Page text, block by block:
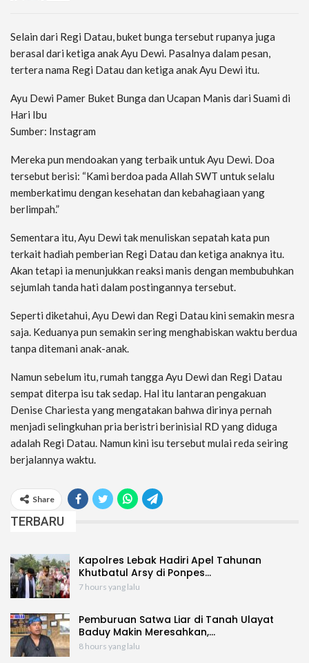
Selain dari Regi Datau, buket bunga tersebut rupanya juga
berasal dari ketiga anak Ayu Dewi. Pasalnya dalam pesan,
tertera nama Regi Datau dan ketiga anak Ayu Dewi itu.
Ayu Dewi Pamer Buket Bunga dan Ucapan Manis dari Suami di
Hari Ibu
Sumber: Instagram
Mereka pun mendoakan yang terbaik untuk Ayu Dewi. Doa
tersebut berisi: “Kami berdoa pada Allah SWT untuk selalu
memberkatimu dengan kesehatan dan kebahagiaan yang
berlimpah.”
Sementara itu, Ayu Dewi tak menuliskan sepatah kata pun
terkait hadiah pemberian Regi Datau dan ketiga anaknya itu.
Akan tetapi ia menunjukkan reaksi manis dengan membubuhkan
sejumlah tanda hati dalam postingannya tersebut.
Seperti diketahui, Ayu Dewi dan Regi Datau kini semakin mesra
saja. Keduanya pun semakin sering menghabiskan waktu berdua
tanpa ditemani anak-anak.
Namun sebelum itu, rumah tangga Ayu Dewi dan Regi Datau
sempat diterpa isu tak sedap. Hal itu lantaran pengakuan
Denise Chariesta yang mengatakan bahwa dirinya pernah
menjadi selingkuhan pria beristri berinisial RD yang diduga
adalah Regi Datau. Namun kini isu tersebut mulai reda seiring
berjalannya waktu.
Share
TERBARU
Kapolres Lebak Hadiri Apel Tahunan
Khutbatul Arsy di Ponpes…
7 hours yang lalu
Pemburuan Satwa Liar di Tanah Ulayat
Baduy Makin Meresahkan,…
8 hours yang lalu